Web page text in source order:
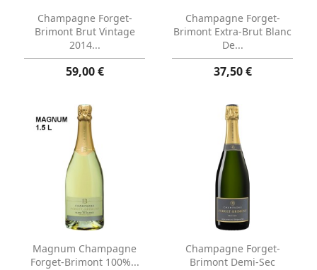
Aperçu rapide
Champagne Forget-
Brimont Brut Vintage
2014...
59,00 €
Aperçu rapide
Champagne Forget-
Brimont Extra-Brut Blanc
De...
37,50 €
Aperçu rapide
Magnum Champagne
Forget-Brimont 100%...
Aperçu rapide
Champagne Forget-
Brimont Demi-Sec